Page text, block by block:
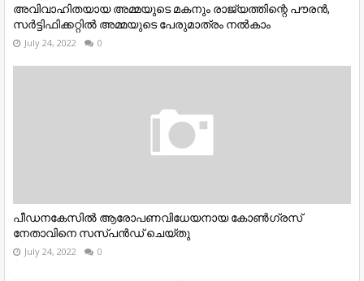
അവിവാഹിതയായ അമ്മയുടെ മകനും രാജ്യത്തിന്റെ പൗരന്‍,
സര്‍ട്ടിഫിക്കറ്റില്‍ അമ്മയുടെ പേരുമാത്രം നല്‍കാം
July 24, 2022 0
പീഡനകേസിൽ ആരോപണവിധേയനായ കോൺഗ്രസ്
നേതാവിനെ സസ്പൻഡ് ചെയ്തു
July 24, 2022 0